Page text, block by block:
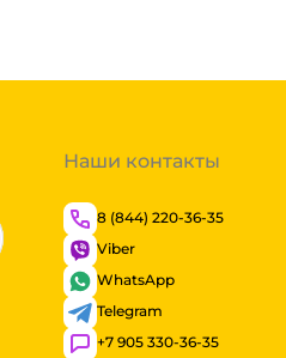
Наши контакты
8 (844) 220-36-35
Viber
WhatsApp
Telegram
+7 905 330-36-35